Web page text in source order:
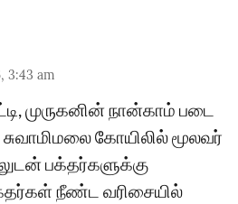
3:43 am
முருகனின் நான்காம் படை
கோயிலில் மூலவர்
பக்தர்களுக்கு
நீண்ட வரிசையில்